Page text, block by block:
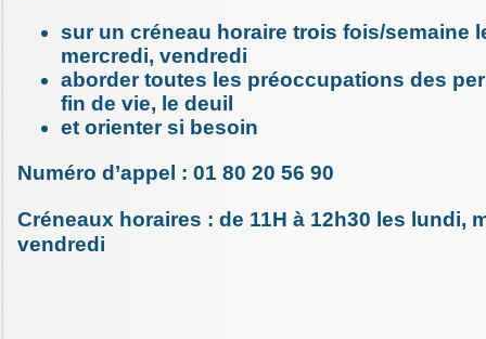
sur un créneau horaire trois fois/semaine
mercredi, vendredi
aborder toutes les préoccupations des
fin de vie, le deuil
et orienter si besoin
Numéro d’appel : 01 80 20 56 90
Créneaux horaires : de 11H à 12h30 les lundi,
vendredi